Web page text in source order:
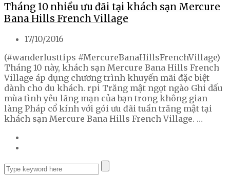
Tháng 10 nhiều ưu đãi tại khách sạn Mercure
Bana Hills French Village
17/10/2016
(#wanderlusttips #MercureBanaHillsFrenchVillage)
Tháng 10 này, khách sạn Mercure Bana Hills French
Village áp dụng chương trình khuyến mãi đặc biệt
dành cho du khách. rpi Trăng mật ngọt ngào Ghi dấu
mùa tình yêu lãng mạn của bạn trong không gian
làng Pháp cổ kính với gói ưu đãi tuần trăng mật tại
khách sạn Mercure Bana Hills French Village. …